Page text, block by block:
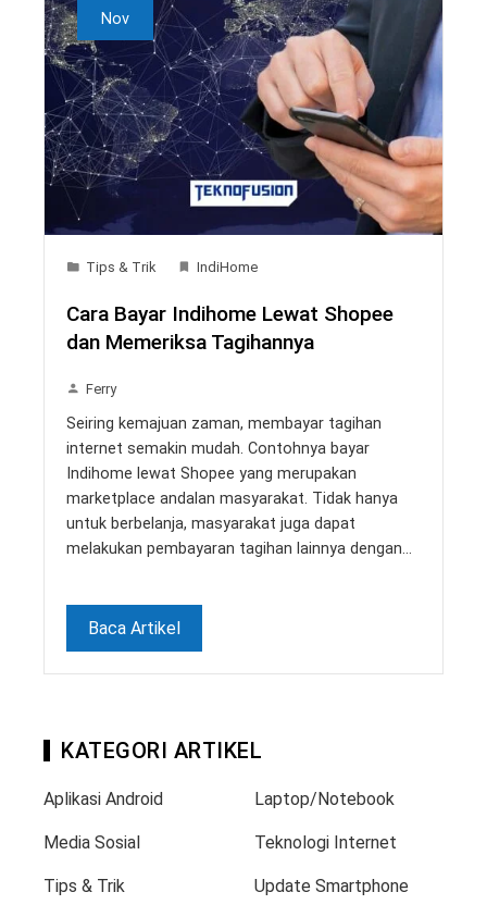
Nov
Tips & Trik IndiHome
Cara Bayar Indihome Lewat Shopee
dan Memeriksa Tagihannya
Ferry
Seiring kemajuan zaman, membayar tagihan
internet semakin mudah. Contohnya bayar
Indihome lewat Shopee yang merupakan
marketplace andalan masyarakat. Tidak hanya
untuk berbelanja, masyarakat juga dapat
melakukan pembayaran tagihan lainnya dengan…
Baca Artikel
KATEGORI ARTIKEL
Aplikasi Android Laptop/Notebook
Media Sosial Teknologi Internet
Tips & Trik Update Smartphone